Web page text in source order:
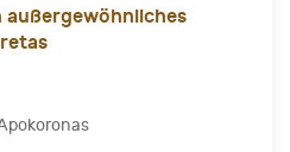
außergewöhnliches